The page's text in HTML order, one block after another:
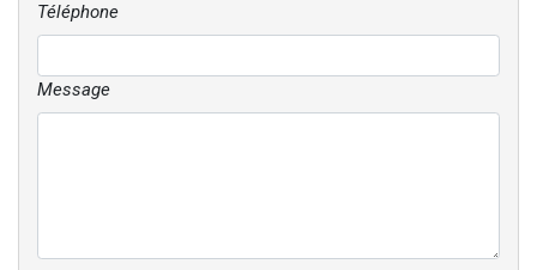
Téléphone
Message